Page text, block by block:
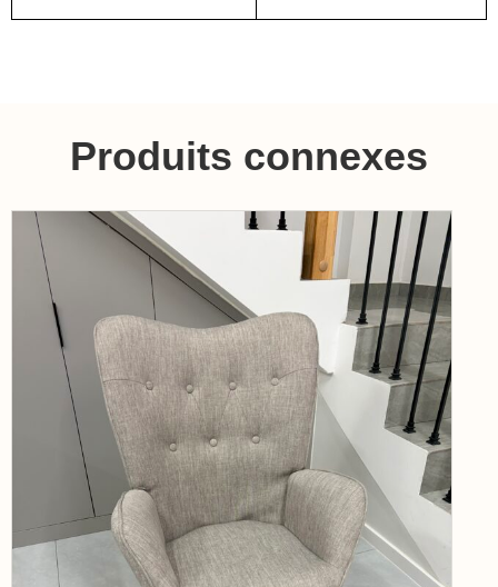
Produits connexes